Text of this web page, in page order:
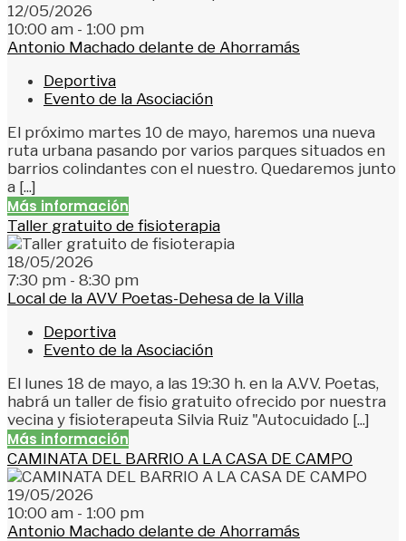
12/05/2026
10:00 am - 1:00 pm
Antonio Machado delante de Ahorramás
Deportiva
Evento de la Asociación
El próximo martes 10 de mayo, haremos una nueva
ruta urbana pasando por varios parques situados en
barrios colindantes con el nuestro. Quedaremos junto
a [...]
Más información
Taller gratuito de fisioterapia
18/05/2026
7:30 pm - 8:30 pm
Local de la AVV Poetas-Dehesa de la Villa
Deportiva
Evento de la Asociación
El lunes 18 de mayo, a las 19:30 h. en la A.VV. Poetas,
habrá un taller de fisio gratuito ofrecido por nuestra
vecina y fisioterapeuta Silvia Ruiz "Autocuidado [...]
Más información
CAMINATA DEL BARRIO A LA CASA DE CAMPO
19/05/2026
10:00 am - 1:00 pm
Antonio Machado delante de Ahorramás